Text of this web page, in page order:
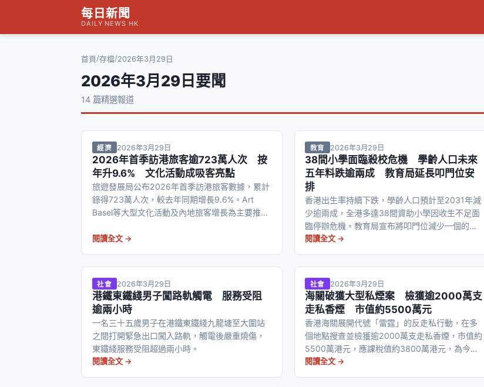
每日新聞
DAILY NEWS HK
首頁/存檔/2026年3月29日
2026年3月29日要聞
14 篇精選報道
經濟 2026年3月29日
2026年首季訪港旅客逾723萬人次 按
年升9.6% 文化活動成吸客亮點
旅遊發展局公布2026年首季訪港旅客數據，累計
錄得723萬人次，較去年同期增長9.6%。Art
Basel等大型文化活動及內地旅客增長為主要推動
閱讀全文 →
教育 2026年3月29日
38間小學面臨殺校危機 學齡人口未來
五年料跌逾兩成 教育局延長叩門位安
排
香港出生率持續下跌，學齡人口預計至2031年減
少逾兩成，全港多達38間資助小學因收生不足面
臨停辦危機。教育局宣布將叩門位減少一個的安
排延長三個學年，並容許合併學校可免殺校一
閱讀全文 →
社會 2026年3月29日
港鐵東鐵綫男子闖路軌觸電 服務受阻
逾兩小時
一名三十五歲男子在港鐵東鐵綫九龍塘至大圍站
之間打開緊急出口闖入路軌，觸電後嚴重燒傷，
東鐵綫服務受阻超過兩小時。
閱讀全文 →
社會 2026年3月29日
海關破獲大型私煙案 檢獲逾2000萬支
走私香煙 市值約5500萬元
香港海關展開代號「雷霆」的反走私行動，在多
個地點搜查並檢獲逾2000萬支走私香煙，市值約
5500萬港元，應課稅值約3800萬港元，為今年
最大規模的私煙案件。
閱讀全文 →